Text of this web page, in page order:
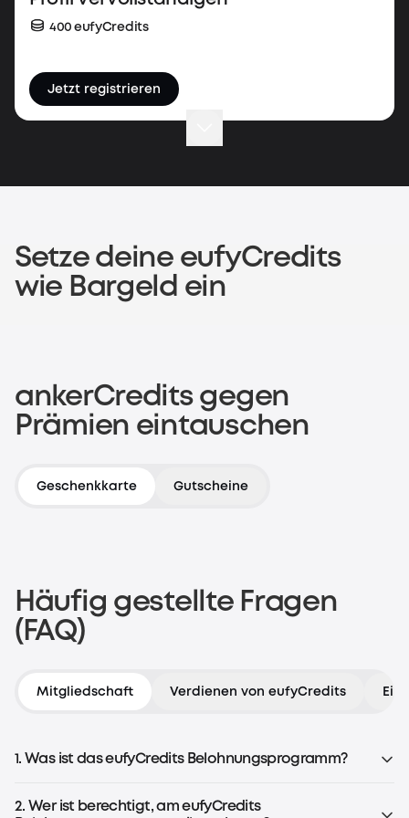
400 eufyCredits
Jetzt registrieren
200 eufyCredits
Jetzt shoppen
Jetzt registrieren
Setze deine eufyCredits
wie Bargeld ein
ankerCredits gegen
Prämien eintauschen
Geschenkkarte Gutscheine
Häufig gestellte Fragen
(FAQ)
Mitgliedschaft Verdienen von eufyCredits
1. Was ist das eufyCredits Belohnungsprogramm?
mit dem Kunden auf eufy.com (mit Ausnahme von
2. Wer ist berechtigt, am eufyCredits